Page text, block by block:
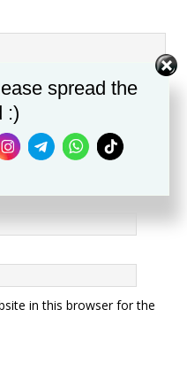
in this browser for the
spread the
:)